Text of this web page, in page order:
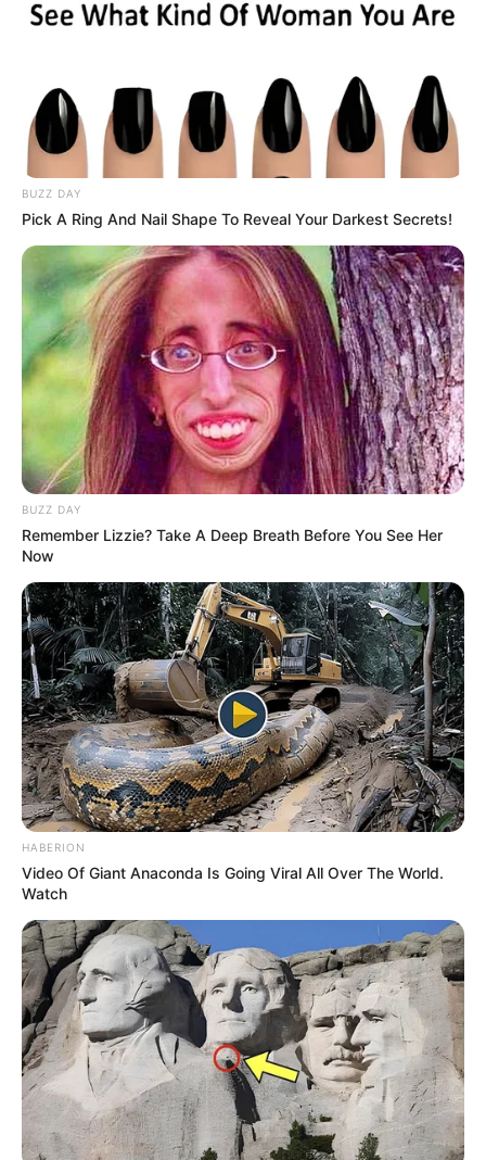
BUZZ DAY
Pick A Ring And Nail Shape To Reveal Your Darkest Secrets!
BUZZ DAY
Remember Lizzie? Take A Deep Breath Before You See Her
Now
HABERION
Video Of Giant Anaconda Is Going Viral All Over The World.
Watch